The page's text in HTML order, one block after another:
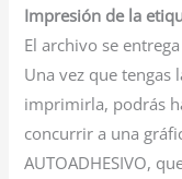
Impresión de la
El archivo se
Una vez que tengas
imprimirla, podrás
concurrir a una
AUTOADHESIVO,